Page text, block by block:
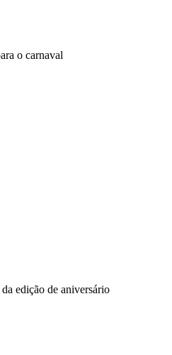
o carnaval
edição de aniversário